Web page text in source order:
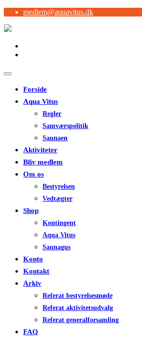
medlem@aquavitus.dk
Forside
Aqua Vitus
Regler
Samværspolitik
Saunaen
Aktiviteter
Bliv medlem
Om os
Bestyrelsen
Vedtægter
Shop
Kontingent
Aqua Vitus
Saunagus
Konto
Kontakt
Arkiv
Referat bestyrelsesmøde
Referat aktivitetsudvalg
Referat generalforsamling
FAQ